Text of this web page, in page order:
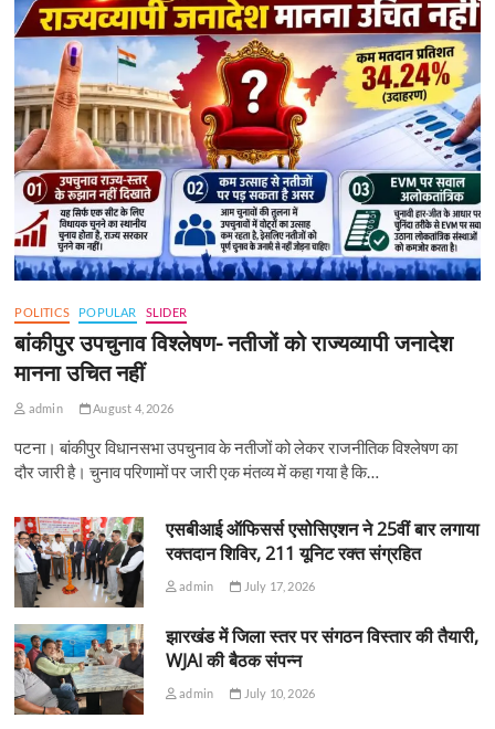
POLITICS POPULAR SLIDER
बांकीपुर उपचुनाव विश्लेषण- नतीजों को राज्यव्यापी जनादेश
मानना उचित नहीं
admin August 4, 2026
पटना। बांकीपुर विधानसभा उपचुनाव के नतीजों को लेकर राजनीतिक विश्लेषण का
दौर जारी है। चुनाव परिणामों पर जारी एक मंतव्य में कहा गया है कि…
एसबीआई ऑफिसर्स एसोसिएशन ने 25वीं बार लगाया
रक्तदान शिविर, 211 यूनिट रक्त संग्रहित
admin July 17, 2026
झारखंड में जिला स्तर पर संगठन विस्तार की तैयारी,
WJAI की बैठक संपन्न
admin July 10, 2026